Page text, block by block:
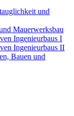
und
Mauerwerksbau
Ingenieurbaus I
Ingenieurbaus II
Bauen und